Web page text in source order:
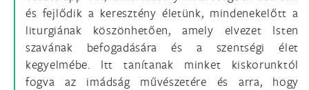
és fejlődik a keresztény életünk, mindenekelőtt a
liturgiának köszönhetően, amely elvezet Isten
szavának befogadására és a szentségi élet
kegyelmébe. Itt tanítanak minket kiskorunktól
fogva az imádság művészetére és arra, hogy